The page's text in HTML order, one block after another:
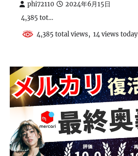
phi72110 2024年6月15日
4,385 tot…
4,385 total views, 14 views today